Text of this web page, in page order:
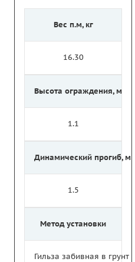
Вес п.м, кг
16.30
Высота ограждения, м
1.1
Динамический прогиб, м
1.5
Метод установки
Гильза забивная в грунт